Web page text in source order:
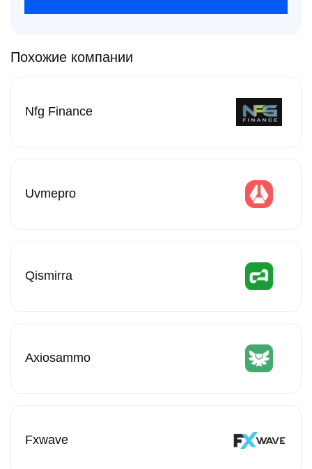
Похожие компании
Nfg Finance
Uvmepro
Qismirra
Axiosammo
Fxwave